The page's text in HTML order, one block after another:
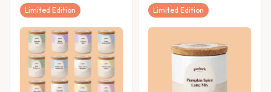
Limited Edition Limited Edition